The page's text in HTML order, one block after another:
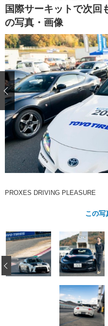
中国
九州
注目の記事
ショップレポート
自動車豆知識
鈑金・塗装
ディテイリング
ディテイリング
ヘッドライト磨き
フィルム・ラッピング
鈑金・塗装
小キズ直し
特集記事
ストップ 不具合修理＆粗悪修理
コラム
ショップ紹介
ショップレポート
レストア
国際サーキットで次回
の写真・画像
PROXES DRIVING PLEASURE
この写
‹